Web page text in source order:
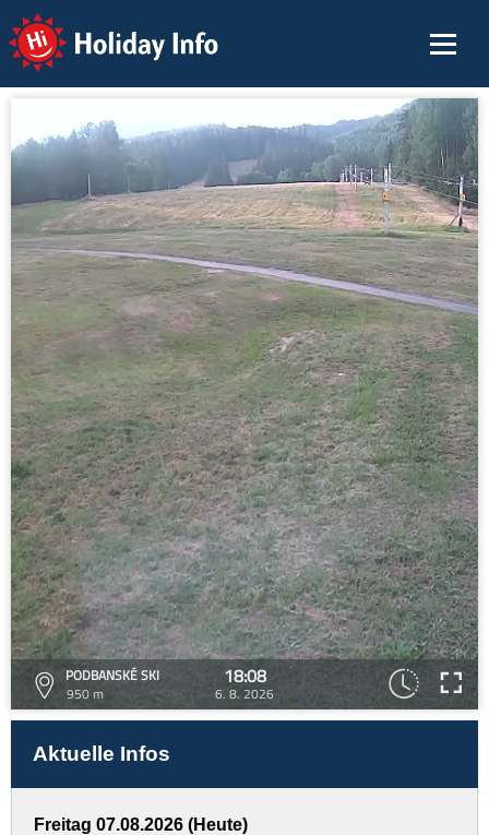
Holiday Info
PODBANSKÉ SKI
950 m
18:08
6. 8. 2026
Aktuelle Infos
Freitag 07.08.2026 (Heute)